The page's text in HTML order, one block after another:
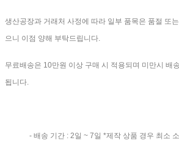
생산공장과 거래처 사정에 따라 일부 품목은 품절 또
으니 이점 양해 부탁드립니다.
무료배송은 10만원 이상 구매 시 적용되며 미만시 배
됩니다.
- 배송 기간 : 2일 ~ 7일 *제작 상품 경우 최소